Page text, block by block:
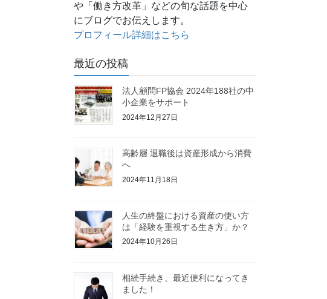
や「働き方改革」などの旬な話題を中心
にブログでお伝えします。
プロフィール詳細はこちら
最近の投稿
法人顧問FP協会 2024年188社の中
小企業をサポート
2024年12月27日
高齢層 退職後は資産形成から消費
へ
2024年11月18日
人生の終盤における資産の使い方
は「経験を重視する生き方」か？
2024年10月26日
相続手続き、最近便利になってき
ました！